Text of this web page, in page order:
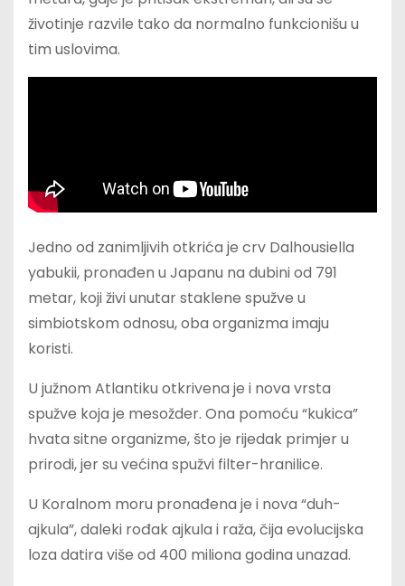
životinje razvile tako da normalno funkcionišu u
tim uslovima.
Jedno od zanimljivih otkrića je crv Dalhousiella
yabukii, pronađen u Japanu na dubini od 791
metar, koji živi unutar staklene spužve u
simbiotskom odnosu, oba organizma imaju
koristi.
U južnom Atlantiku otkrivena je i nova vrsta
spužve koja je mesožder. Ona pomoću “kukica”
hvata sitne organizme, što je rijedak primjer u
prirodi, jer su većina spužvi filter-hranilice.
U Koralnom moru pronađena je i nova “duh-
ajkula”, daleki rođak ajkula i raža, čija evolucijska
loza datira više od 400 miliona godina unazad.